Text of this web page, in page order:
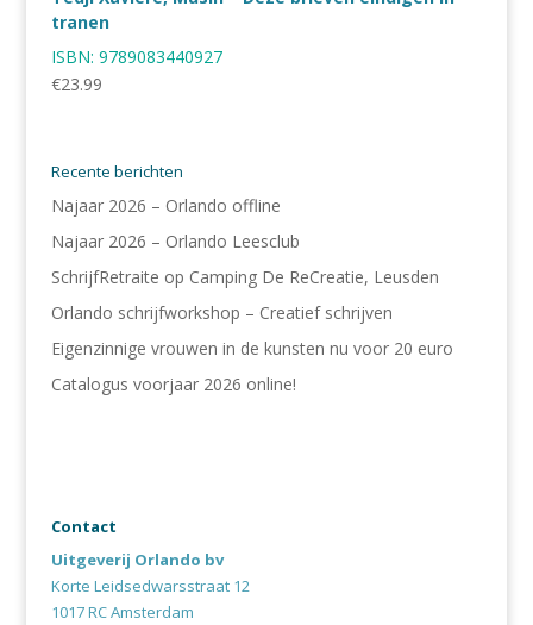
tranen
ISBN: 9789083440927
€23.99
Recente berichten
Najaar 2026 – Orlando offline
Najaar 2026 – Orlando Leesclub
SchrijfRetraite op Camping De ReCreatie, Leusden
Orlando schrijfworkshop – Creatief schrijven
Eigenzinnige vrouwen in de kunsten nu voor 20 euro
Catalogus voorjaar 2026 online!
Contact
Uitgeverij Orlando bv
Korte Leidsedwarsstraat 12
1017 RC Amsterdam